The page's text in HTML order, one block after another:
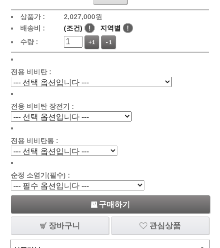
상품가 :
2,027,000원
배송비 :
(조건) ! 지역별
!
수량 :
+1 -1
전용 비비탄 :
전용 비비탄 장전기 :
전용 비비탄통 :
순정 소염기(필수) :
구매하기
장바구니 관심상품